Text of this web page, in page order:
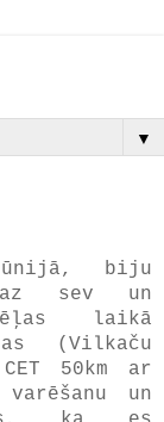
▼
jūnijā, biju
sev un
laikā
(Vilkaču
50km ar
un